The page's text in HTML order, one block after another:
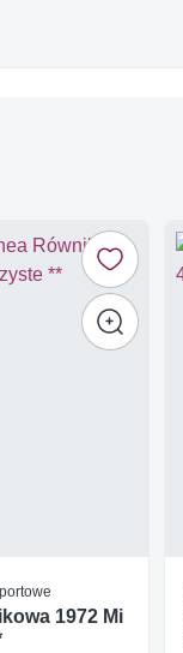
1972 Mi